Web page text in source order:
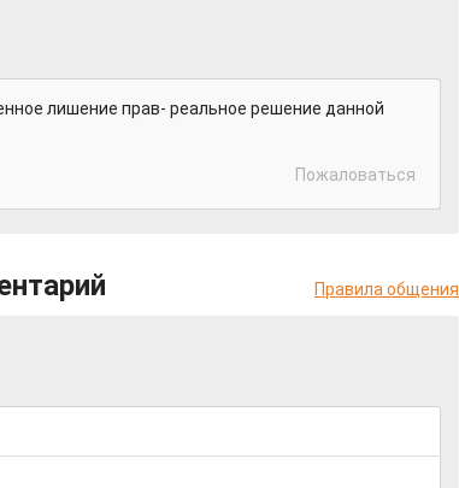
лишение прав- реальное решение данной
Пожаловаться
Правила общения